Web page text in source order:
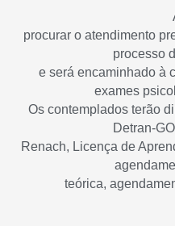
procurar o atendimento
processo
e será encaminhado à
exames
Os contemplados terão
Detran-
Renach, Licença de
teórica,